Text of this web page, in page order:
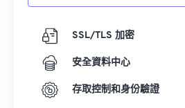
SSL/TLS 加密
安全資料中心
存取控制和身份驗證